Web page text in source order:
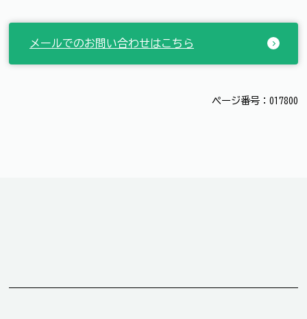
メールでのお問い合わせはこちら
ページ番号：017800